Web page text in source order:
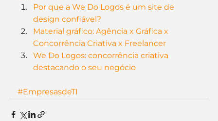
Por que a We Do Logos é um site de
design confiável?
Material gráfico: Agência x Gráfica x
Concorrência Criativa x Freelancer
We Do Logos: concorrência criativa
destacando o seu negócio
#EmpresasdeTI